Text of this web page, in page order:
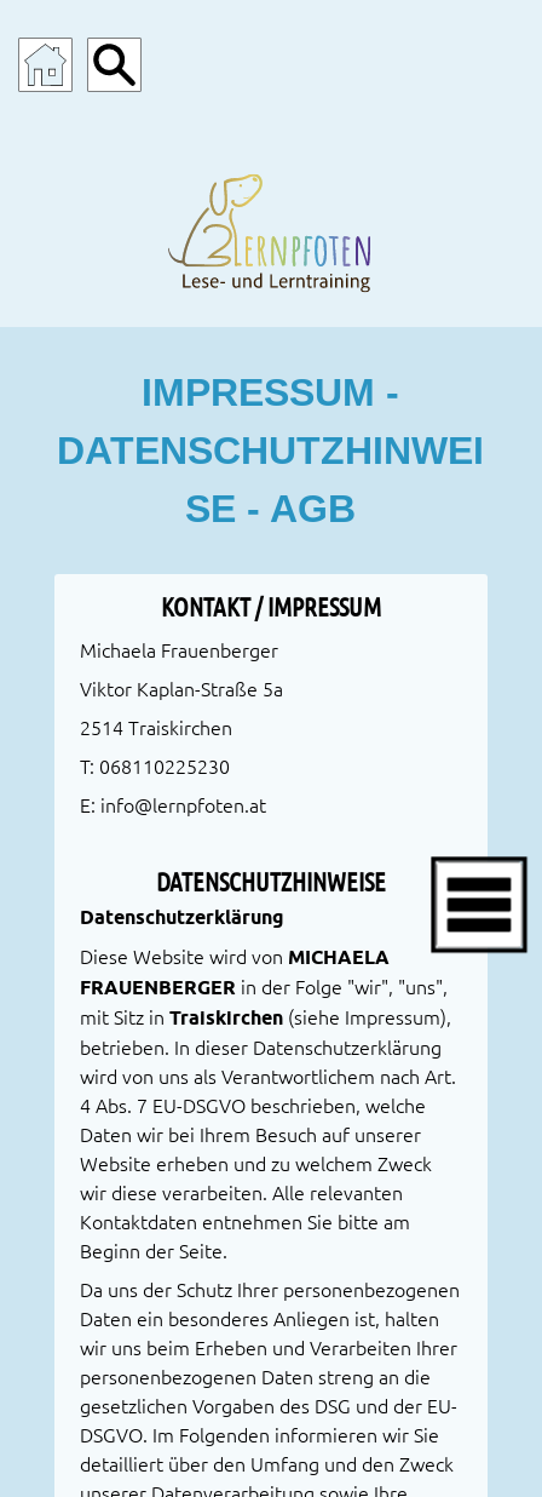
IMPRESSUM -
DATENSCHUTZHINWEI
SE - AGB
KONTAKT / IMPRESSUM
Michaela Frauenberger
Viktor Kaplan-Straße 5a
2514 Traiskirchen
T: 068110225230
E: info@lernpfoten.at
DATENSCHUTZHINWEISE
Datenschutzerklärung
Diese Website wird von MICHAELA
FRAUENBERGER in der Folge "wir", "uns",
mit Sitz inTraiskirchen (siehe Impressum),
betrieben. In dieser Datenschutzerklärung
wird von uns als Verantwortlichem nach Art.
4 Abs. 7 EU-DSGVO beschrieben, welche
Daten wir bei Ihrem Besuch auf unserer
Website erheben und zu welchem Zweck
wir diese verarbeiten. Alle relevanten
Kontaktdaten entnehmen Sie bitte am
Beginn der Seite.
Da uns der Schutz Ihrer personenbezogenen
Daten ein besonderes Anliegen ist, halten
wir uns beim Erheben und Verarbeiten Ihrer
personenbezogenen Daten streng an die
gesetzlichen Vorgaben des DSG und der EU-
DSGVO. Im Folgenden informieren wir Sie
detailliert über den Umfang und den Zweck